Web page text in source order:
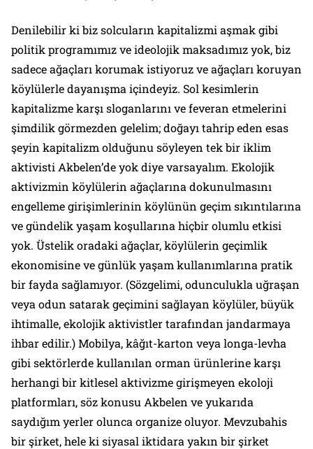
Denilebilir kibiz solcuların kapitalizmi aşmak gibi
politik programımız ve ideolojik maksadımız yok, biz
sadece ağaçları korumak istiyoruz ve ağaçları koruyan
köylülerle dayanışma içindeyiz. Sol kesimlerin
kapitalizme karşı sloganlarını ve feveran etmelerini
şimdilik görmezden gelelim; doğayı tahrip eden esas
şeyin kapitalizm olduğunu söyleyen tek bir iklim
aktivisti Akbelen’de yok diye varsayalım. Ekolojik
aktivizmin köylülerin ağaçlarına dokunulmasını
engelleme girişimlerinin köylünün geçim sıkıntılarına
ve gündelik yaşam koşullarına hiçbir olumlu etkisi
yok. Üstelik oradaki ağaçlar, köylülerin geçimlik
ekonomisine ve günlük yaşam kullanımlarına pratik
bir fayda sağlamıyor. (Sözgelimi, odunculukla uğraşan
veya odun satarak geçimini sağlayan köylüler, büyük
ihtimalle, ekolojik aktivistler tarafından jandarmaya
ihbar edilir.) Mobilya, kâğıt-karton veya longa-levha
gibi sektörlerde kullanılan orman ürünlerine karşı
herhangi bir kitlesel aktivizme girişmeyen ekoloji
platformları, söz konusu Akbelen ve yukarıda
saydığım yerler olunca organize oluyor. Mevzubahis
bir şirket, hele ki siyasal iktidara yakın bir şirket